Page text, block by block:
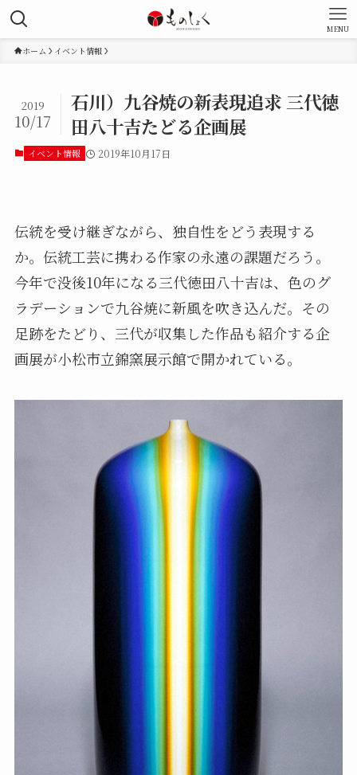
MENU
ホーム イベント情報
石川）九谷焼の新表現追求 三代徳
田八十吉たどる企画展
2019
10/17
イベント情報 2019年10月17日
伝統を受け継ぎながら、独自性をどう表現する
か。伝統工芸に携わる作家の永遠の課題だろう。
今年で没後10年になる三代徳田八十吉は、色のグ
ラデーションで九谷焼に新風を吹き込んだ。その
足跡をたどり、三代が収集した作品も紹介する企
画展が小松市立錦窯展示館で開かれている。